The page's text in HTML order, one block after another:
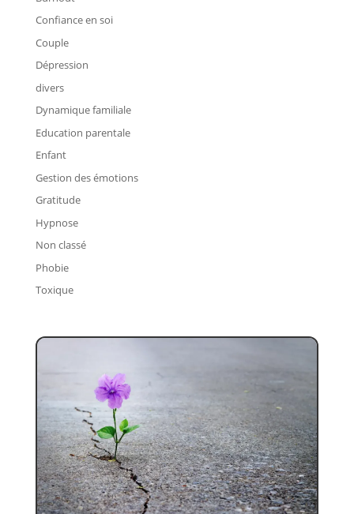
Confiance en soi
Couple
Dépression
divers
Dynamique familiale
Education parentale
Enfant
Gestion des émotions
Gratitude
Hypnose
Non classé
Phobie
Toxique